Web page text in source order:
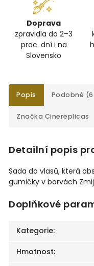
Doprava
zpravidla do 2–3
prac. dní i na
Slovensko
Popis Podobné
Značka Cinereplicas
Detailní popis
Sada do vlasů, která
gumičky v barvách
Doplňkové
Kategorie:
Hmotnost: